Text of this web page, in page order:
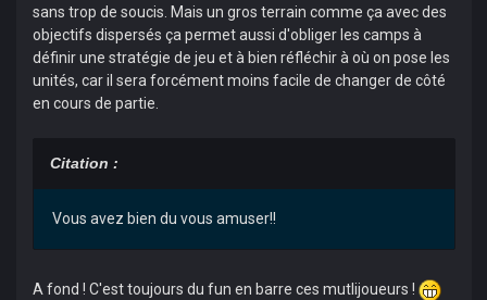
sans trop de soucis. Mais un gros terrain comme ça avec des
objectifs dispersés ça permet aussi d'obliger les camps à
définir une stratégie de jeu et à bien réfléchir à où on pose les
unités, car il sera forcément moins facile de changer de côté
en cours de partie.
Citation :
Vous avez bien du vous amuser!!
A fond ! C'est toujours du fun en barre ces mutlijoueurs !